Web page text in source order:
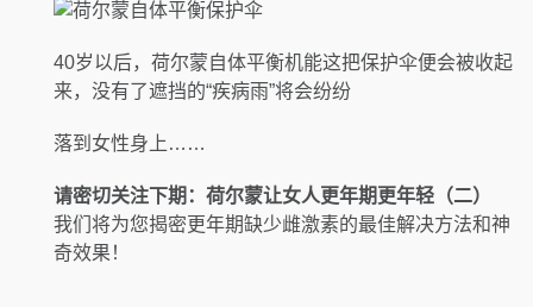
40岁以后，荷尔蒙自体平衡机能这把保护伞便会被收起
来，没有了遮挡的“疾病雨”将会纷纷
落到女性身上……
请密切关注下期：荷尔蒙让女人更年期更年轻（二）
我们将为您揭密更年期缺少雌激素的最佳解决方法和神
奇效果！